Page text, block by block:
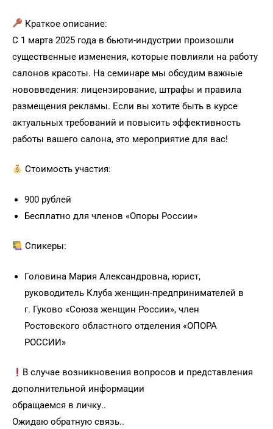
Краткое описание:
С 1 марта 2025 года в бьюти-индустрии произошли
существенные изменения, которые повлияли на работу
салонов красоты. На семинаре мы обсудим важные
нововведения: лицензирование, штрафы и правила
размещения рекламы. Если вы хотите быть в курсе
актуальных требований и повысить эффективность
работы вашего салона, это мероприятие для вас!
Стоимость участия:
900 рублей
Бесплатно для членов «Опоры России»
Спикеры:
Головина Мария Александровна, юрист,
руководитель Клуба женщин-предпринимателей в
г. Гуково «Союза женщин России», член
Ростовского областного отделения «ОПОРА
РОССИИ»
В случае возникновения вопросов и представления
дополнительной информации
обращаемся в личку..
Ожидаю обратную связь..